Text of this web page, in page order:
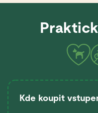
Kde koupit